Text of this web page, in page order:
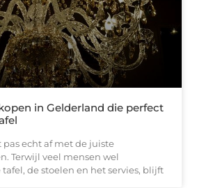
in Gelderland die perfect
echt af met de juiste
Terwijl veel mensen wel
de stoelen en het servies, blijft